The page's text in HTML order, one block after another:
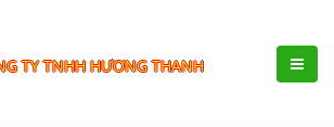
TY TNHH HƯƠNG THANH